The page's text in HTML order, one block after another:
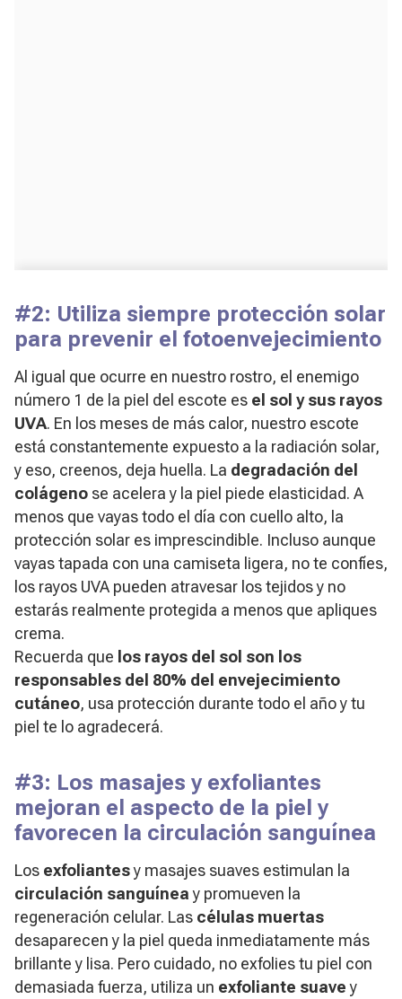
#2: Utiliza siempre protección solar
para prevenir el fotoenvejecimiento
Al igual que ocurre en nuestro rostro, el enemigo
número 1 de la piel del escote es el sol y sus rayos
UVA. En los meses de más calor, nuestro escote
está constantemente expuesto a la radiación solar,
y eso, creenos, deja huella. La degradación del
colágeno se acelera y la piel piede elasticidad. A
menos que vayas todo el día con cuello alto, la
protección solar es imprescindible. Incluso aunque
vayas tapada con una camiseta ligera, no te confíes,
los rayos UVA pueden atravesar los tejidos y no
estarás realmente protegida a menos que apliques
crema.
Recuerda que los rayos del sol son los
responsables del 80% del envejecimiento
cutáneo, usa protección durante todo el año y tu
piel te lo agradecerá.
#3: Los masajes y exfoliantes
mejoran el aspecto de la piel y
favorecen la circulación sanguínea
Los exfoliantesy masajes suaves estimulan la
circulación sanguíneay promueven la
regeneración celular. Las células muertas
desaparecen y la piel queda inmediatamente más
brillante y lisa. Pero cuidado, no exfolies tu piel con
demasiada fuerza, utiliza un exfoliante suavey